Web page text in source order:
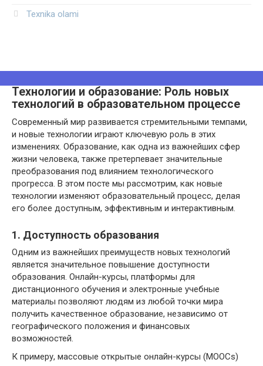
Texnika olami
Технологии и образование: Роль новых
технологий в образовательном процессе
Современный мир развивается стремительными темпами,
и новые технологии играют ключевую роль в этих
изменениях. Образование, как одна из важнейших сфер
жизни человека, также претерпевает значительные
преобразования под влиянием технологического
прогресса. В этом посте мы рассмотрим, как новые
технологии изменяют образовательный процесс, делая
его более доступным, эффективным и интерактивным.
1. Доступность образования
Одним из важнейших преимуществ новых технологий
является значительное повышение доступности
образования. Онлайн-курсы, платформы для
дистанционного обучения и электронные учебные
материалы позволяют людям из любой точки мира
получить качественное образование, независимо от
географического положения и финансовых
возможностей.
К примеру, массовые открытые онлайн-курсы (MOOCs)